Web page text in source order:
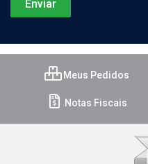
Meus Pedidos
Notas Fiscais